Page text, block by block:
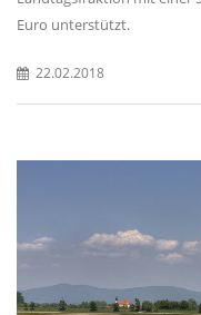
Euro unterstützt.
22.02.2018